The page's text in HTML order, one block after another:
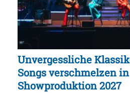
Unvergessliche
Songs verschmelzen
Showproduktion 2027